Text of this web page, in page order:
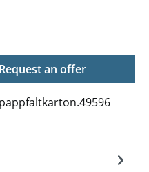
the desired
Request an offer